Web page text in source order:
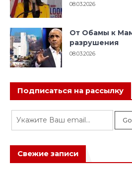
08.03.2026
От Обамы к
разрушения
08.03.2026
Подписаться на рассылку
Свежие записи